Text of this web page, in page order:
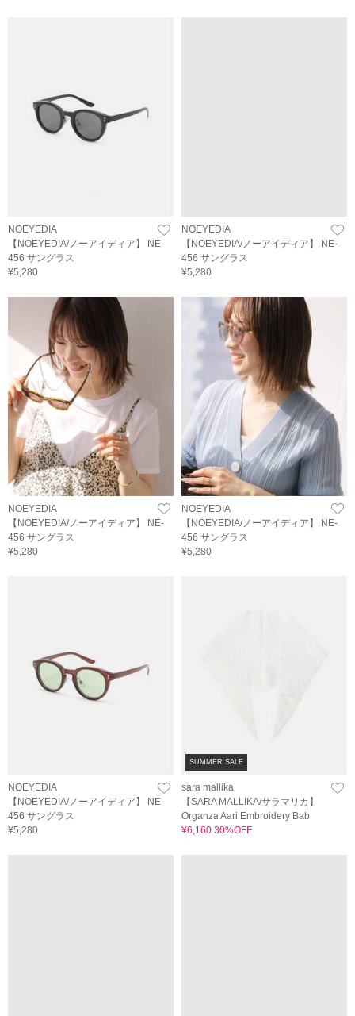
NOEYEDIA
【NOEYEDIA/ノーアイディア】 NE-
456 サングラス
¥5,280
NOEYEDIA
【NOEYEDIA/ノーアイディア】 NE-
456 サングラス
¥5,280
NOEYEDIA
【NOEYEDIA/ノーアイディア】 NE-
456 サングラス
¥5,280
NOEYEDIA
【NOEYEDIA/ノーアイディア】 NE-
456 サングラス
¥5,280
NOEYEDIA
【NOEYEDIA/ノーアイディア】 NE-
456 サングラス
¥5,280
SUMMER SALE
sara mallika
【SARA MALLIKA/サラマリカ】
Organza Aari Embroidery Bab
¥6,160 30%OFF